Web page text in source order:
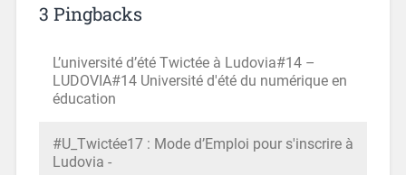
3 Pingbacks
L’université d’été Twictée à Ludovia#14 –
LUDOVIA#14 Université d'été du numérique en
éducation
#U_Twictée17 : Mode d’Emploi pour s'inscrire à
Ludovia -